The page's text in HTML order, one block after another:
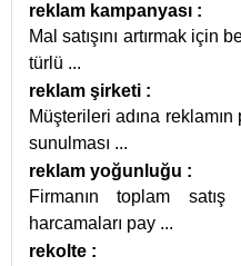
reklam kampanyası :
Mal satışını artırmak için
türlü ...
reklam şirketi :
Müşterileri adına reklamın
sunulması ...
reklam yoğunluğu :
Firmanın toplam
harcamaları pay ...
rekolte :